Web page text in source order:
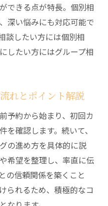
できる点が特長。個別相
深い悩みにも対応可能で
談したい方には個別相
したい方にはグループ相
れとポイント解説
予約から始まり、初回カ
を確認します。続いて、
の進め方を具体的に説
希望を整理し、率直に伝
の信頼関係を築くこと
られるため、積極的なコ